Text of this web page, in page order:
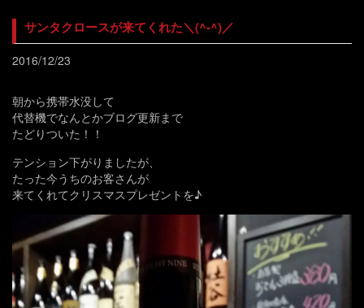
サンタクロースが来てくれた＼(^-^)／
2016/12/23
朝から携帯水没して
代替機でなんとかブログ更新まで
たどりついた！！
テンション下がりましたが、
たった今うちのお客さんが
来てくれてクリスマスプレゼントを♪